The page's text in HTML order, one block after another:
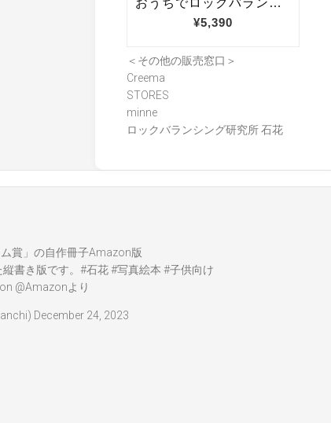
＜その他の販売窓口＞
Creema
STORES
minne
ロックバランシング研究所 石花
賞」の自作冊子Amazon版
書き版です。 #石花 #写真絵本 #子供向け
@Amazonより
December 24, 2023